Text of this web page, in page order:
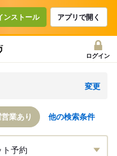
ンストール アプリで開く
ログイン
変更
営業あり 他の検索条件
ト予約